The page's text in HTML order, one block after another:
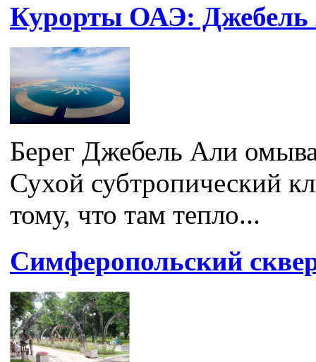
Курорты ОАЭ:
Берег Джебель Али
Сухой субтропический
тому, что там тепло...
Симферопольский